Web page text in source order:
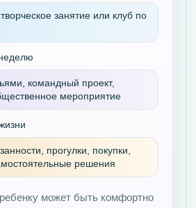
занятие или клуб по
командный проект,
мероприятие
прогулки, покупки,
решения
может быть комфортно